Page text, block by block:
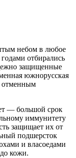
небом в любое
отбирались
защищенные
южнорусская
отменным
— большой срок
иммунитету
защищает их от
подшерсток
и власоедами
кожи.